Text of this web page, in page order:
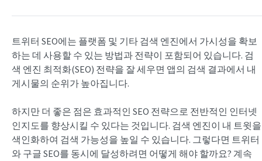
트위터 SEO에는 플랫폼 및 기타 검색 엔진에서 가시성을 확보
하는 데 사용할 수 있는 방법과 전략이 포함되어 있습니다. 검
색 엔진 최적화(SEO) 전략을 잘 세우면 앱의 검색 결과에서 내
게시물의 순위가 높아집니다.
하지만 더 좋은 점은 효과적인 SEO 전략으로 전반적인 인터넷
인지도를 향상시킬 수 있다는 것입니다. 검색 엔진이 내 트윗을
색인화하여 검색 가능성을 높일 수 있습니다. 그렇다면 트위터
와 구글 SEO를 동시에 달성하려면 어떻게 해야 할까요? 계속